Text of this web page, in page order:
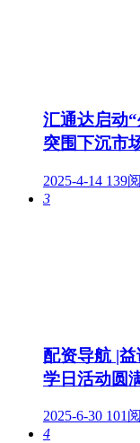
汇通达启动
突围下沉市
2025-4-14 139
3
配资导航 |
学日活动圆
2025-6-30 101
4